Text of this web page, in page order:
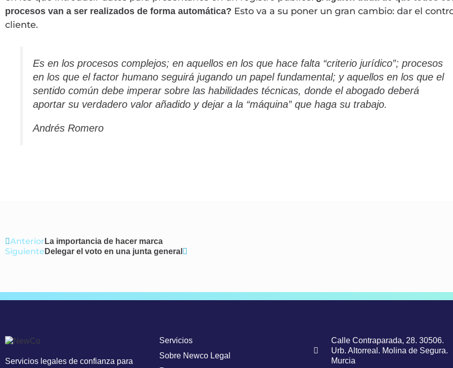
procesos van a ser realizados de forma automática? Esto va a su poner un gran cambio: dar el
cliente.
Es en los procesos complejos; en aquellos en los que hace falta “criterio jurídico”; procesos
en los que el factor humano seguirá jugando un papel fundamental; y aquellos en los que el
sentido común debe imperar sobre las habilidades técnicas, donde el abogado deberá
aportar su verdadero valor añadido y dejar a la “máquina” que haga su trabajo.
Andrés Romero
Ant
Anterior La importancia de hacer marca
Siguiente Delegar el voto en una junta general
Servicios legales de confianza para
Servicios
Sobre Newco Legal
Calle Contraparada, 28. 30506.
Urb. Altorreal. Molina de Segura.
Murcia